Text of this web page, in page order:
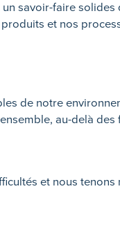
savoir-faire
et nos
de notre
au-delà
et nous